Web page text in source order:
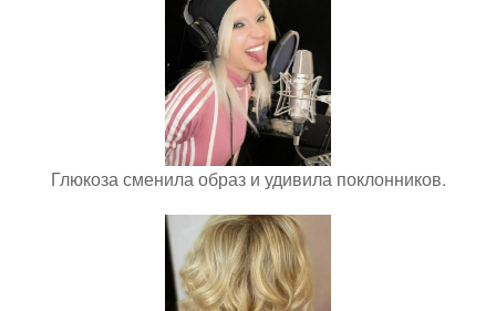
Глюкоза сменила образ и удивила поклонников.